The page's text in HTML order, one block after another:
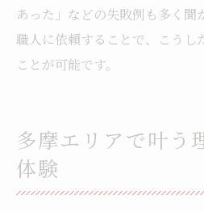
あった」などの失敗例も多く聞
職人に依頼することで、こうし
ことが可能です。
多摩エリアで叶う
体験